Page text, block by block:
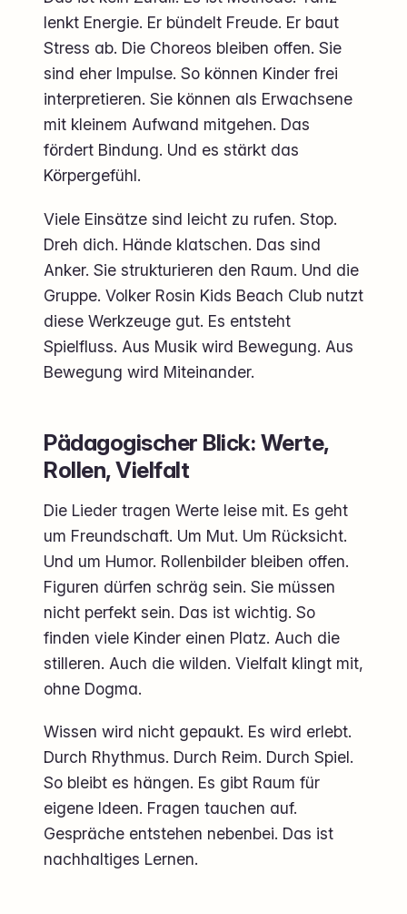
lenkt Energie. Er bündelt Freude. Er baut
Stress ab. Die Choreos bleiben offen. Sie
sind eher Impulse. So können Kinder frei
interpretieren. Sie können als Erwachsene
mit kleinem Aufwand mitgehen. Das
fördert Bindung. Und es stärkt das
Körpergefühl.
Viele Einsätze sind leicht zu rufen. Stop.
Dreh dich. Hände klatschen. Das sind
Anker. Sie strukturieren den Raum. Und die
Gruppe. Volker Rosin Kids Beach Club nutzt
diese Werkzeuge gut. Es entsteht
Spielfluss. Aus Musik wird Bewegung. Aus
Bewegung wird Miteinander.
Pädagogischer Blick: Werte,
Rollen, Vielfalt
Die Lieder tragen Werte leise mit. Es geht
um Freundschaft. Um Mut. Um Rücksicht.
Und um Humor. Rollenbilder bleiben offen.
Figuren dürfen schräg sein. Sie müssen
nicht perfekt sein. Das ist wichtig. So
finden viele Kinder einen Platz. Auch die
stilleren. Auch die wilden. Vielfalt klingt mit,
ohne Dogma.
Wissen wird nicht gepaukt. Es wird erlebt.
Durch Rhythmus. Durch Reim. Durch Spiel.
So bleibt es hängen. Es gibt Raum für
eigene Ideen. Fragen tauchen auf.
Gespräche entstehen nebenbei. Das ist
nachhaltiges Lernen.